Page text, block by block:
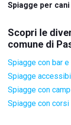
Spiagge per cani
Scopri le
comune di
Spiagge con bar
Spiagge
Spiagge con
Spiagge con